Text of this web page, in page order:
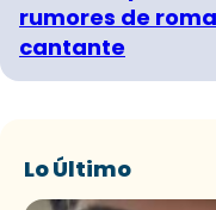
rumores de
cantante
Lo Último